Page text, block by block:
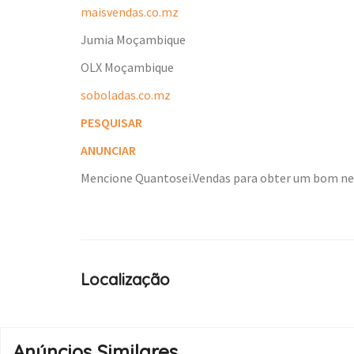
maisvendas.co.mz
Jumia Moçambique
OLX Moçambique
soboladas.co.mz
PESQUISAR
ANUNCIAR
Mencione Quantosei.Vendas para obter um bom
Localização